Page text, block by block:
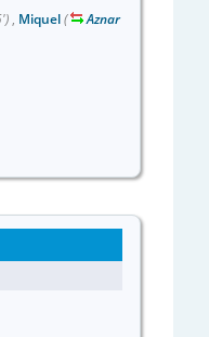
, Miquel(
Aznar